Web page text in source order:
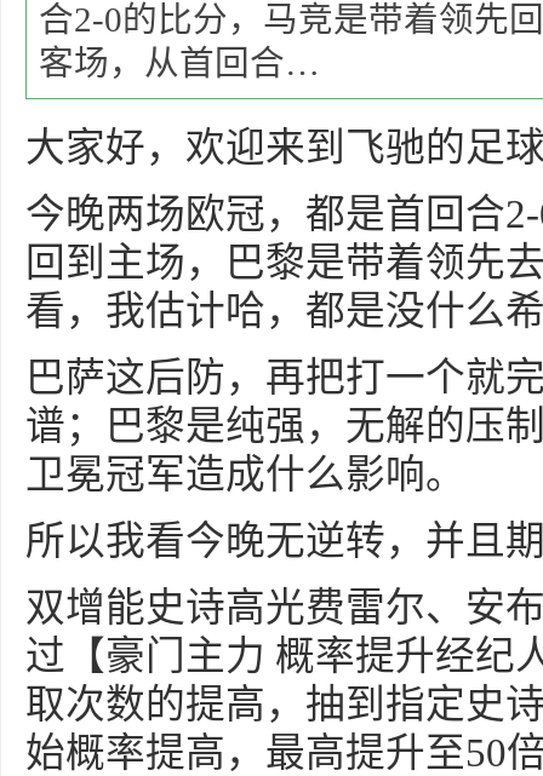
合2-0的比分，马竞是带着领先
客场，从首回合…
大家好，欢迎来到飞驰的足
今晚两场欧冠，都是首回合
回到主场，巴黎是带着领先
看，我估计哈，都是没什么
巴萨这后防，再把打一个就
谱；巴黎是纯强，无解的压
卫冕冠军造成什么影响。
所以我看今晚无逆转，并且
双增能史诗高光费雷尔、安
过【豪门主力 概率提升经纪
取次数的提高，抽到指定史
始概率提高，最高提升至50